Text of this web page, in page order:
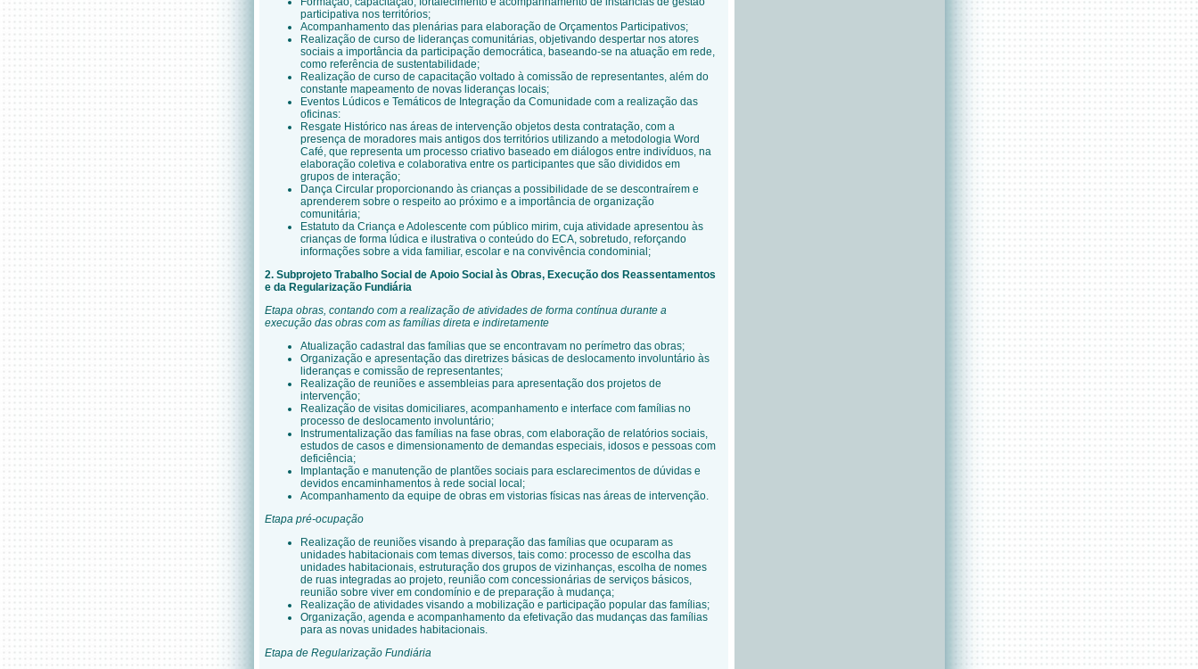
participativa nos territórios;
Acompanhamento das plenárias para elaboração de Orçamentos Participativos;
Realização de curso de lideranças comunitárias, objetivando despertar nos atores
sociais a importância da participação democrática, baseando-se na atuação em rede,
como referência de sustentabilidade;
Realização de curso de capacitação voltado à comissão de representantes, além do
constante mapeamento de novas lideranças locais;
Eventos Lúdicos e Temáticos de Integração da Comunidade com a realização das
oficinas:
Resgate Histórico nas áreas de intervenção objetos desta contratação, com a
presença de moradores mais antigos dos territórios utilizando a metodologia Word
Café, que representa um processo criativo baseado em diálogos entre indivíduos, na
elaboração coletiva e colaborativa entre os participantes que são divididos em
grupos de interação;
Dança Circular proporcionando às crianças a possibilidade de se descontraírem e
aprenderem sobre o respeito ao próximo e a importância de organização
comunitária;
Estatuto da Criança e Adolescente com público mirim, cuja atividade apresentou às
crianças de forma lúdica e ilustrativa o conteúdo do ECA, sobretudo, reforçando
informações sobre a vida familiar, escolar e na convivência condominial;
2. Subprojeto Trabalho Social de Apoio Social às Obras, Execução dos Reassentamentos
e da Regularização Fundiária
Etapa obras, contando com a realização de atividades de forma contínua durante a
execução das obras com as famílias direta e indiretamente
Atualização cadastral das famílias que se encontravam no perímetro das obras;
Organização e apresentação das diretrizes básicas de deslocamento involuntário às
lideranças e comissão de representantes;
Realização de reuniões e assembleias para apresentação dos projetos de
intervenção;
Realização de visitas domiciliares, acompanhamento e interface com famílias no
processo de deslocamento involuntário;
Instrumentalização das famílias na fase obras, com elaboração de relatórios sociais,
estudos de casos e dimensionamento de demandas especiais, idosos e pessoas com
deficiência;
Implantação e manutenção de plantões sociais para esclarecimentos de dúvidas e
devidos encaminhamentos à rede social local;
Acompanhamento da equipe de obras em vistorias físicas nas áreas de intervenção.
Etapa pré-ocupação
Realização de reuniões visando à preparação das famílias que ocuparam as
unidades habitacionais com temas diversos, tais como: processo de escolha das
unidades habitacionais, estruturação dos grupos de vizinhanças, escolha de nomes
de ruas integradas ao projeto, reunião com concessionárias de serviços básicos,
reunião sobre viver em condomínio e de preparação à mudança;
Realização de atividades visando a mobilização e participação popular das famílias;
Organização, agenda e acompanhamento da efetivação das mudanças das famílias
para as novas unidades habitacionais.
Etapa de Regularização Fundiária